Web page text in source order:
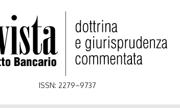
ISSN: 2279–9737